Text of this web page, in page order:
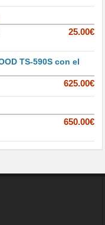
25.00€
TS-590S con el
625.00€
650.00€